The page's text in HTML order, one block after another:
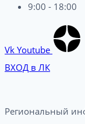
9:00 - 18:00
Vk Youtube
ВХОД в ЛК
Региональный